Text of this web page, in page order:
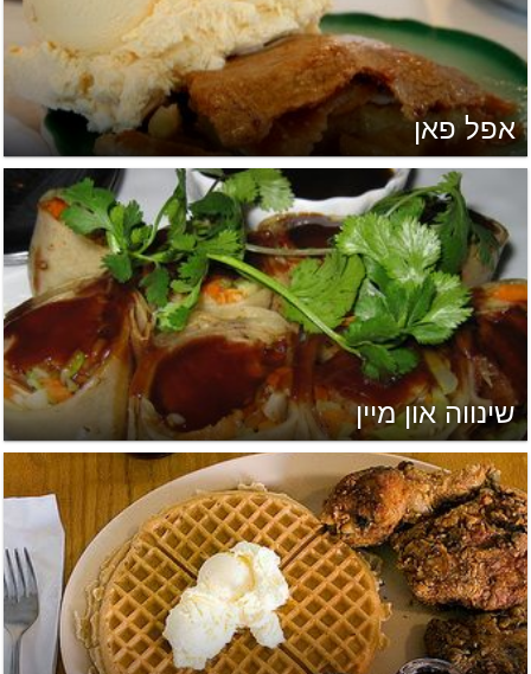
אפל פאן
שינווה און מיין